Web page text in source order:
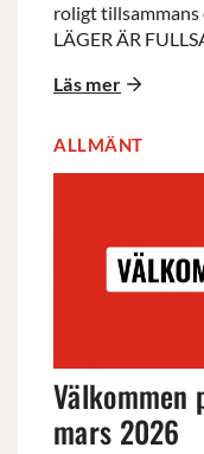
roligt tillsammans
LÄGER ÄR
Läs mer
ALLMÄNT
Välkommen
mars 2026